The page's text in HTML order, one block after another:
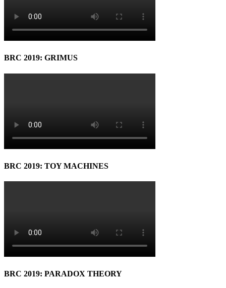
BRC 2019: GRIMUS
BRC 2019: TOY MACHINES
BRC 2019: PARADOX THEORY